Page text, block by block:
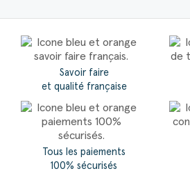
Savoir faire
et qualité française
Tous les paiements
100% sécurisés